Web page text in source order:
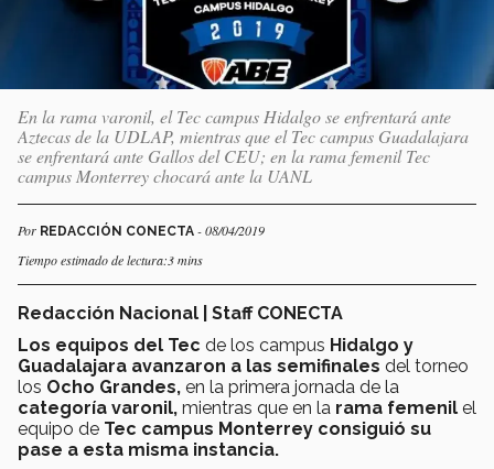
En la rama varonil, el Tec campus Hidalgo se enfrentará ante
Aztecas de la UDLAP, mientras que el Tec campus Guadalajara
se enfrentará ante Gallos del CEU; en la rama femenil Tec
campus Monterrey chocará ante la UANL
Por REDACCIÓN CONECTA - 08/04/2019
Tiempo estimado de lectura:3 mins
Redacción Nacional | Staff CONECTA
Los equipos del Tec de los campus Hidalgo y
Guadalajara avanzaron a las semifinales del torneo
los Ocho Grandes, en la primera jornada de la
categoría varonil, mientras que en la rama femenil el
equipo de Tec campus Monterrey consiguió su
pase a esta misma instancia.